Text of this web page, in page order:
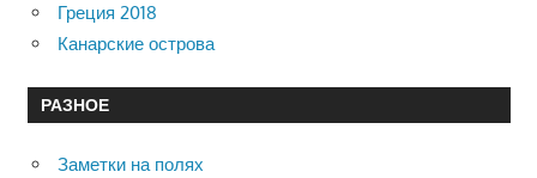
Греция 2018
Канарские острова
РАЗНОЕ
Заметки на полях